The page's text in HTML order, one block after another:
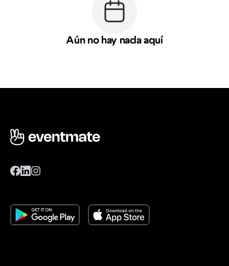
Aún no hay nada aquí